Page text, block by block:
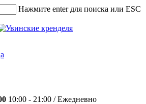
Нажмите enter для поиска или ESC
10:00 - 21:00 / Eжедневно